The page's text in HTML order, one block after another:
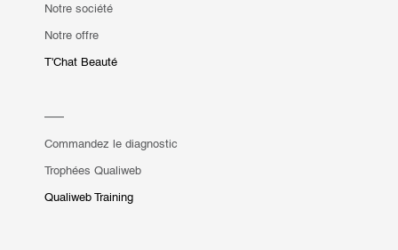
Notre société
Notre offre
T'Chat Beauté
Commandez le diagnostic
Trophées Qualiweb
Qualiweb Training